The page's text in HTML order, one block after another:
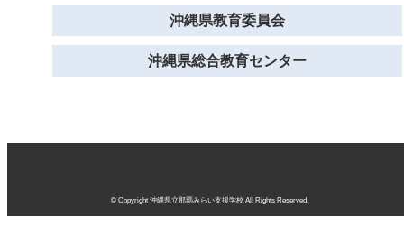
沖縄県教育委員会
沖縄県総合教育センター
© Copyright 沖縄県立那覇みらい支援学校 All Rights Reserved.